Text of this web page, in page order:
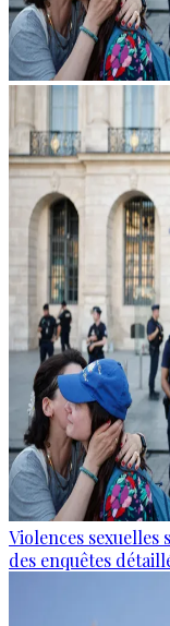
Violences
des enquêtes